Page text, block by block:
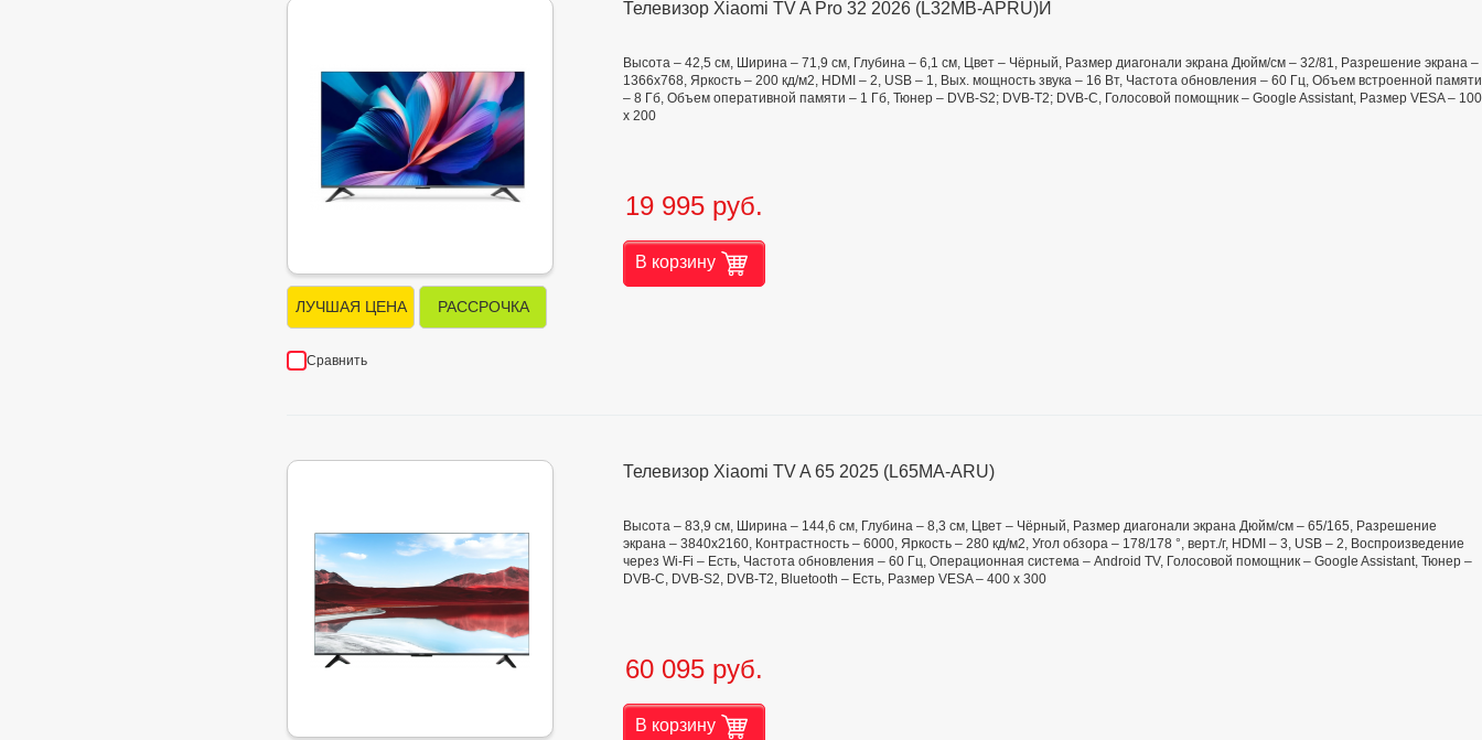
ЛУЧШАЯ ЦЕНА РАССРОЧКА
Сравнить
Телевизор Xiaomi TV A Pro 32 2026 (L32MB-APRU)И
Высота – 42,5 см, Ширина – 71,9 см, Глубина – 6,1 см, Цвет – Чёрный, Размер диагонали экрана Дюйм/см – 32/81, Разрешение экрана –
1366x768, Яркость – 200 кд/м2, HDMI – 2, USB – 1, Вых. мощность звука – 16 Вт, Частота обновления – 60 Гц, Объем встроенной памяти
– 8 Гб, Объем оперативной памяти – 1 Гб, Тюнер – DVB-S2; DVB-T2; DVB-C, Голосовой помощник – Google Assistant, Размер VESA – 100
х 200
19 995 руб.
В корзину
Телевизор Xiaomi TV A 65 2025 (L65MA-ARU)
Высота – 83,9 см, Ширина – 144,6 см, Глубина – 8,3 см, Цвет – Чёрный, Размер диагонали экрана Дюйм/см – 65/165, Разрешение
экрана – 3840x2160, Контрастность – 6000, Яркость – 280 кд/м2, Угол обзора – 178/178 °, верт./г, HDMI – 3, USB – 2, Воспроизведение
через Wi-Fi – Есть, Частота обновления – 60 Гц, Операционная система – Android TV, Голосовой помощник – Google Assistant, Тюнер –
DVB-C, DVB-S2, DVB-T2, Bluetooth – Есть, Размер VESA – 400 х 300
60 095 руб.
В корзину